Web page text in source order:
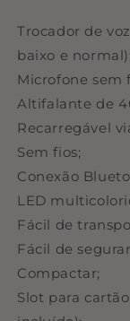
Trocador de
baixo e
Microfone sem
Altifalante de
Recarregável
Sem fios;
Conexão
LED
Fácil de
Fácil de
Compactar;
Slot para